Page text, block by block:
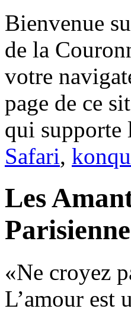
Bienvenue
de la
votre
page de ce
qui supporte
Safari,
Les
Parisienne
Ne croyez
L’amour est